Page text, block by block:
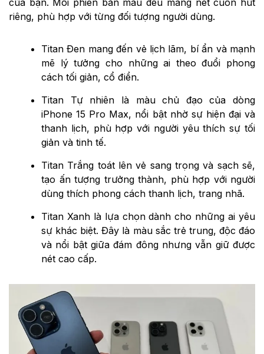
riêng, phù hợp với từng đối tượng người dùng.
Titan Đen mang đến vẻ lịch lãm, bí ẩn và mạnh
mẽ lý tưởng cho những ai theo đuổi phong
cách tối giản, cổ điển.
Titan Tự nhiên là màu chủ đạo của dòng
iPhone 15 Pro Max, nổi bật nhờ sự hiện đại và
thanh lịch, phù hợp với người yêu thích sự tối
giản và tinh tế.
Titan Trắng toát lên vẻ sang trọng và sạch sẽ,
tạo ấn tượng trưởng thành, phù hợp với người
dùng thích phong cách thanh lịch, trang nhã.
Titan Xanh là lựa chọn dành cho những ai yêu
sự khác biệt. Đây là màu sắc trẻ trung, độc đáo
và nổi bật giữa đám đông nhưng vẫn giữ được
nét cao cấp.